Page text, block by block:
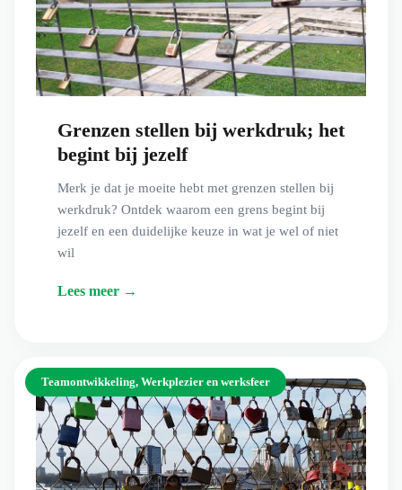
Grenzen stellen bij werkdruk; het
begint bij jezelf
Merk je dat je moeite hebt met grenzen stellen bij
werkdruk? Ontdek waarom een grens begint bij
jezelf en een duidelijke keuze in wat je wel of niet
wil
Lees meer →
Teamontwikkeling, Werkplezier en werksfeer